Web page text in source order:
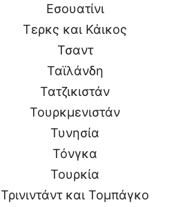
Εσουατίνι
Τερκς και Κάικος
Τσαντ
Ταϊλάνδη
Τατζικιστάν
Τουρκμενιστάν
Τυνησία
Τόνγκα
Τουρκία
Τρινιντάντ και Τομπάγκο